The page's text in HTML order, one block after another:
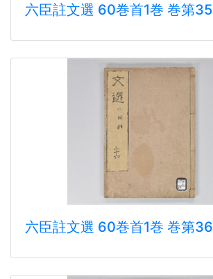
六臣註文選 60巻首1巻 巻第35
六臣註文選 60巻首1巻 巻第36